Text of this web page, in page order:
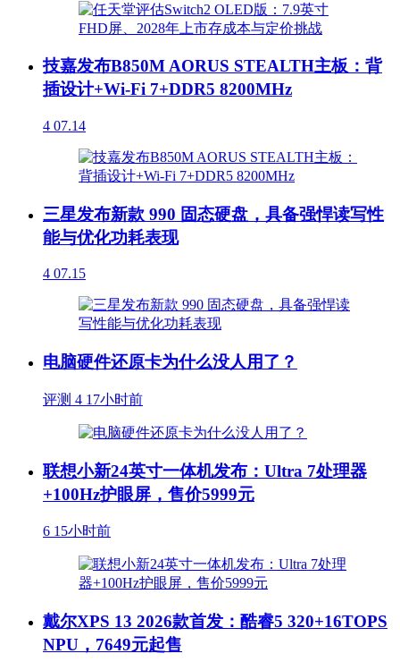
技嘉发布B850M AORUS STEALTH主板：背
插设计+Wi-Fi 7+DDR5 8200MHz
4 07.14
三星发布新款 990 固态硬盘，具备强悍读写性
能与优化功耗表现
4 07.15
电脑硬件还原卡为什么没人用了？
评测 4 17小时前
联想小新24英寸一体机发布：Ultra 7处理器
+100Hz护眼屏，售价5999元
6 15小时前
戴尔XPS 13 2026款首发：酷睿5 320+16TOPS
NPU，7649元起售